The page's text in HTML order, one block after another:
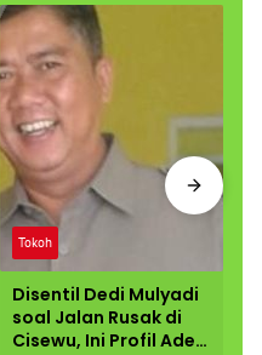
Tokoh
Disentil Dedi Mulyadi
soal Jalan Rusak di
Cisewu, Ini Profil Ade